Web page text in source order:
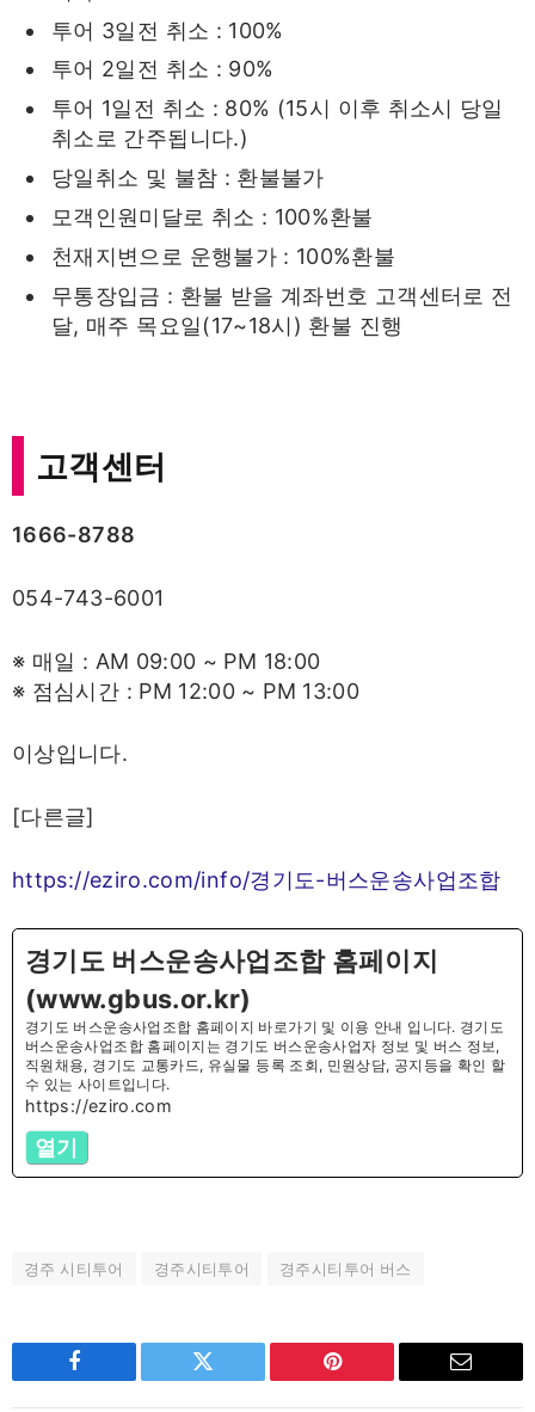
투어 3일전 취소 : 100%
투어 2일전 취소 : 90%
투어 1일전 취소 : 80% (15시 이후 취소시 당일
취소로 간주됩니다.)
당일취소 및 불참 : 환불불가
모객인원미달로 취소 : 100%환불
천재지변으로 운행불가 : 100%환불
무통장입금 : 환불 받을 계좌번호 고객센터로 전
달, 매주 목요일(17~18시) 환불 진행
고객센터
1666-8788
054-743-6001
※ 매일 : AM 09:00 ~ PM 18:00
※ 점심시간 : PM 12:00 ~ PM 13:00
이상입니다.
[다른글]
https://eziro.com/info/경기도-버스운송사업조합
경기도 버스운송사업조합 홈페이지
(www.gbus.or.kr)
경기도 버스운송사업조합 홈페이지 바로가기 및 이용 안내 입니다. 경기도
버스운송사업조합 홈페이지는 경기도 버스운송사업자 정보 및 버스 정보,
직원채용, 경기도 교통카드, 유실물 등록 조회, 민원상담, 공지등을 확인 할
수 있는 사이트입니다.
https://eziro.com
열기
경주 시티투어 경주시티투어 경주시티투어 버스
Facebook Twitter Pinterest Email